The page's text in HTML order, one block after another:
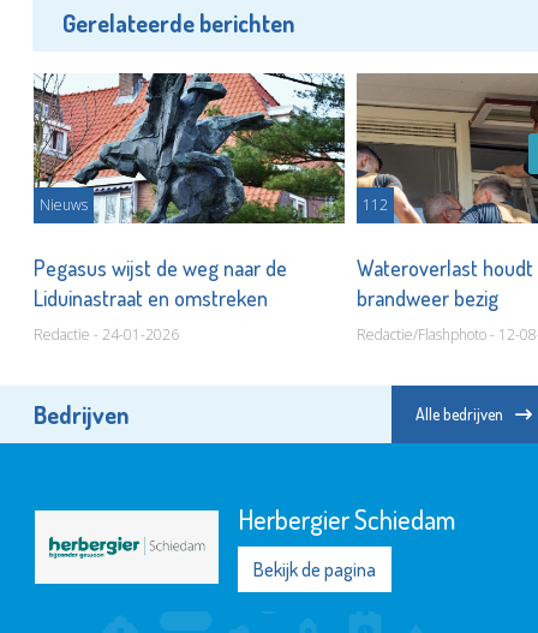
Gerelateerde berichten
Nieuws
Pegasus wijst de weg naar de
Liduinastraat en omstreken
Redactie - 24-01-2026
112
Wateroverlast
brandweer bezig
Redactie/Flashphoto - 12-
Bedrijven Alle bedrijven
Herbergier Schiedam
Bekijk de pagina